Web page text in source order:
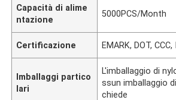
Capacità di alime
ntazione
5000PCS/Month
Certificazione EMARK, DOT,
Imballaggi partico
lari
L'imballaggio di
ssun imballaggio
chiede